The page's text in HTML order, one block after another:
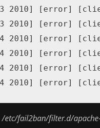
2010] [error]
2010] [error]
2010] [error]
2010] [error]
2010] [error]
2010] [error]
/etc/fail2ban/filter.d/